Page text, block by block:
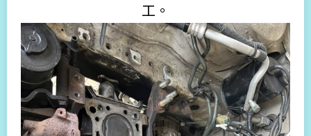
工。